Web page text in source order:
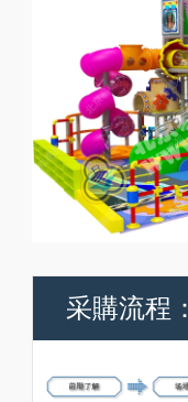
采購流程：